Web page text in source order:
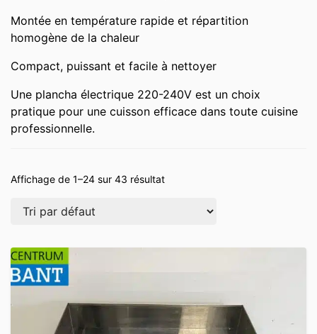
Montée en température rapide et répartition
homogène de la chaleur
Compact, puissant et facile à nettoyer
Une plancha électrique 220-240V est un choix
pratique pour une cuisson efficace dans toute cuisine
professionnelle.
Affichage de 1–24 sur 43 résultat